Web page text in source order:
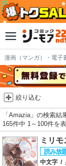
漫画（マンガ）・電子
絞り込む
「Amazia」の検索結
165件中 1～100件を
ミリ
中文字 /